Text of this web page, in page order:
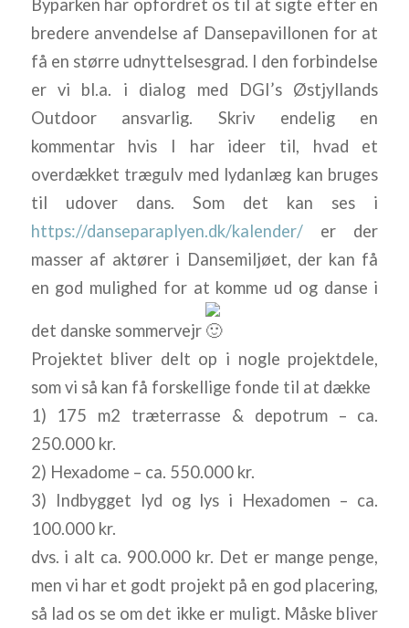
Byparken har opfordret os til at sigte efter en
bredere anvendelse af Dansepavillonen for at
få en større udnyttelsesgrad. I den forbindelse
er vi bl.a. i dialog med DGI’s Østjyllands
Outdoor ansvarlig. Skriv endelig en
kommentar hvis I har ideer til, hvad et
overdækket trægulv med lydanlæg kan bruges
til udover dans. Som det kan ses i
https://danseparaplyen.dk/kalender/er der
masser af aktører i Dansemiljøet, der kan få
en god mulighed for at komme ud og danse i
det danske sommervejr
Projektet bliver delt op i nogle projektdele,
som vi så kan få forskellige fonde til at dække
1) 175 m2 træterrasse & depotrum – ca.
250.000 kr.
2) Hexadome – ca. 550.000 kr.
3) Indbygget lyd og lys i Hexadomen – ca.
100.000 kr.
dvs. i alt ca. 900.000 kr. Det er mange penge,
men vi har et godt projekt på en god placering,
så lad os se om det ikke er muligt. Måske bliver